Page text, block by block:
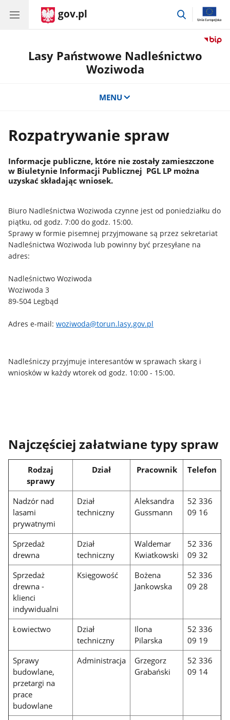
gov.pl
przejdź
Lasy Państwowe Nadleśnictwo
Woziwoda
MENU
Rozpatrywanie spraw
Informacje publiczne, które nie zostały zamieszczone
w Biuletynie Informacji Publicznej PGL LP można
uzyskać składając wniosek.
Biuro Nadleśnictwa Woziwoda czynne jest od poniedziałku do
piątku, od godz. 7:00 do godz. 15:00.
Sprawy w formie pisemnej przyjmowane są przez sekretariat
Nadleśnictwa Woziwoda lub powinny być przesyłane na
adres:
Nadleśnictwo Woziwoda
Woziwoda 3
89-504 Legbąd
Adres e-mail:woziwoda@torun.lasy.gov.pl
Nadleśniczy przyjmuje interesantów w sprawach skarg i
wniosków w każdy wtorek od godz. 10:00 - 15:00.
Najczęściej załatwiane typy spraw
Rodzaj
sprawy
Dział Pracownik Telefon
Nadzór nad
lasami
prywatnymi
Dział
techniczny
Aleksandra
Gussmann
52 336
09 16
Sprzedaż
drewna
Dział
techniczny
Waldemar
Kwiatkowski
52 336
09 32
Sprzedaż
drewna -
klienci
indywidualni
Księgowość
Bożena
Jankowska
52 336
09 28
Łowiectwo
Dział
techniczny
Ilona
Pilarska
52 336
09 19
Sprawy
budowlane,
przetargi na
prace
budowlane
Administracja
Grzegorz
Grabański
52 336
09 14